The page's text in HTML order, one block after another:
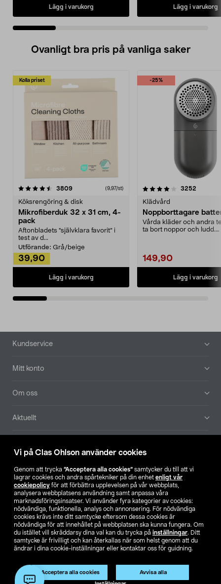
Vi på Clas Ohlson använder cookies
Genom att trycka ”Acceptera alla cookies” samtycker du till att vi
lagrar cookies och andra spårtekniker på din enhet enligt vår
cookiepolicy för att förbättra upplevelsen på vår webbplats,
analysera webbplatsens användning samt anpassa våra
marknadsföringsinsatser. Vi använder fyra kategorier av cookies:
nödvändiga, funktionella, analys och annonsering. För nödvändiga
cookies krävs inte ditt samtycke eftersom dessa cookies är
nödvändiga för att innehållet på webbplatsen ska kunna fungera. Om
du istället vill skräddarsy dina val kan du trycka på inställningar. Ditt
samtycke är frivilligt och kan återkallas när som helst genom att du
ändrar i dina cookie-inställningar eller kontaktar oss för guidning.
Acceptera alla cookies Avvisa alla
Produkten har utgått
Artikelnr:51-18
Lägg i varukorg Lägg i varukorg
Ovanligt bra pris på vanliga saker
Kolla priset
3809recensioner (9,97/st)
Köksrengöring & disk
Mikrofiberduk 32 x 31 cm, 4-
pack
Aftonbladets "självklara favorit” i
test av d...
Utförande: Grå/beige
39,90
Lägg i varukorg
-25%
4.0av 5 stjärnor 3252
Klädvård
Noppborttagare
Vårda kläder och andra
ta bort noppor och ludd.
149,90
Lägg i varukorg
4.5av 5 stjärnor
Sidfot
Kundservice
Mitt konto
Om oss
Aktuellt
Hitta butik
SE NO FI
Ändra till priser exklusive moms